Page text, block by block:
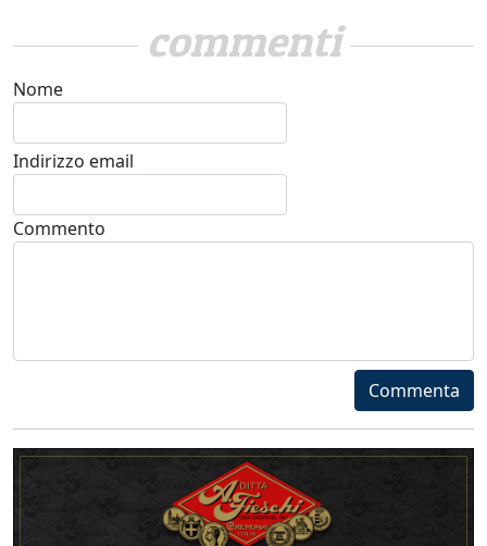
commenti
Nome
Indirizzo email
Commento
Commenta